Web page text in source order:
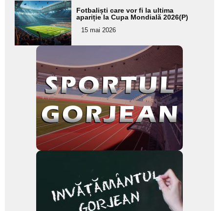
Adaugă
aici textul
pentru
subtitlu
Fotbaliști care vor fi la ultima
apariție la Cupa Mondială 2026(P)
15 mai 2026